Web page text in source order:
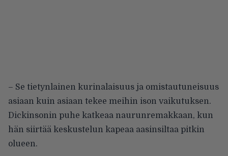
– Se tietynlainen kurinalaisuus ja omistautuneisuus
asiaan kuin asiaan tekee meihin ison vaikutuksen.
Dickinsonin puhe katkeaa naurunremakkaan, kun
hän siirtää keskustelun kapeaa aasinsiltaa pitkin
olueen.